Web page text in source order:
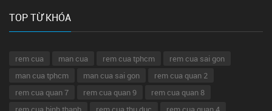
TOP TỪ KHÓA
rem cua man cua rem cua tphcm
rem cua sai gon
man cua tphcm
man cua sai gon
rem cua quan 2
rem cua quan 7
rem cua quan 9
rem cua quan 8